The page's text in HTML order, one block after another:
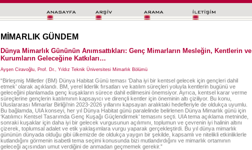
MİMARLIK GÜNDEM
Dünya Mimarlık Gününün Anımsattıkları: Genç Mimarların Mesleğin, Kentlerin ve
Kurumların Geleceğine Katkıları…
Ayşen Ciravoğlu, Prof. Dr., Yıldız Teknik Üniversitesi Mimarlık Bölümü
“Birleşmiş Milletler (BM) Dünya Habitat Günü teması ‘Daha iyi bir kentsel gelecek için gençleri dahil
etmek’ olarak açıklandı. BM, yerel liderlik fırsatları ve katılım süreçleri yoluyla kentlerin bugünü ve
geleceğini planlamada genç kuşakların sürece dahil edilmesini önemsiyor. Ayrıca, kentsel karar verme
süreçlerine gençlerin katılımının kapsayıcı ve dirençli kentler için öneminin altı çiziliyor. Bu konu,
Uluslararası Mimarlar Birliği’nin 2023-2026 yıllarını kapsayan aralıktaki hedefleriyle de oldukça uyumlu.
Bu bağlamda, UIA konseyi, her yıl Dünya Habitat günü paralelinde belirlenen Dünya Mimarlık günü için
‘Katılımcı Kentsel Tasarımda Genç Kuşağı Güçlendirmek’ temasını seçti. UIA tema açıklama metninde,
sonraki kuşaklar için daha iyi bir gelecek vurgusunun açılımını, toplumun ve çevrenin iyi halinin altını
çizerek, toplumsal adalet ve etik yaklaşımlara vurgu yaparak gerçekleştirdi. Bu yıl dünya mimarlık
gününün dünyada olduğu gibi ülkemizde de oldukça yaygın bir şekilde, kapsamlı ve nitelikli etkinliklerle
kutlandığını görmenin isabetli tema seçimi konusunda bizi mutlandırdığını ve mimarlık ortamının
geleceği açısından umut verdiğini de anmadan geçmemek gerekir.”